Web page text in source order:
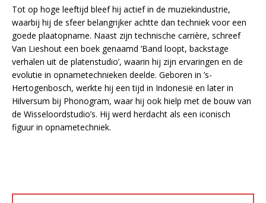
Tot op hoge leeftijd bleef hij actief in de muziekindustrie,
waarbij hij de sfeer belangrijker achtte dan techniek voor een
goede plaatopname. Naast zijn technische carrière, schreef
Van Lieshout een boek genaamd ‘Band loopt, backstage
verhalen uit de platenstudio’, waarin hij zijn ervaringen en de
evolutie in opnametechnieken deelde. Geboren in ’s-
Hertogenbosch, werkte hij een tijd in Indonesië en later in
Hilversum bij Phonogram, waar hij ook hielp met de bouw van
de Wisseloordstudio’s. Hij werd herdacht als een iconisch
figuur in opnametechniek.